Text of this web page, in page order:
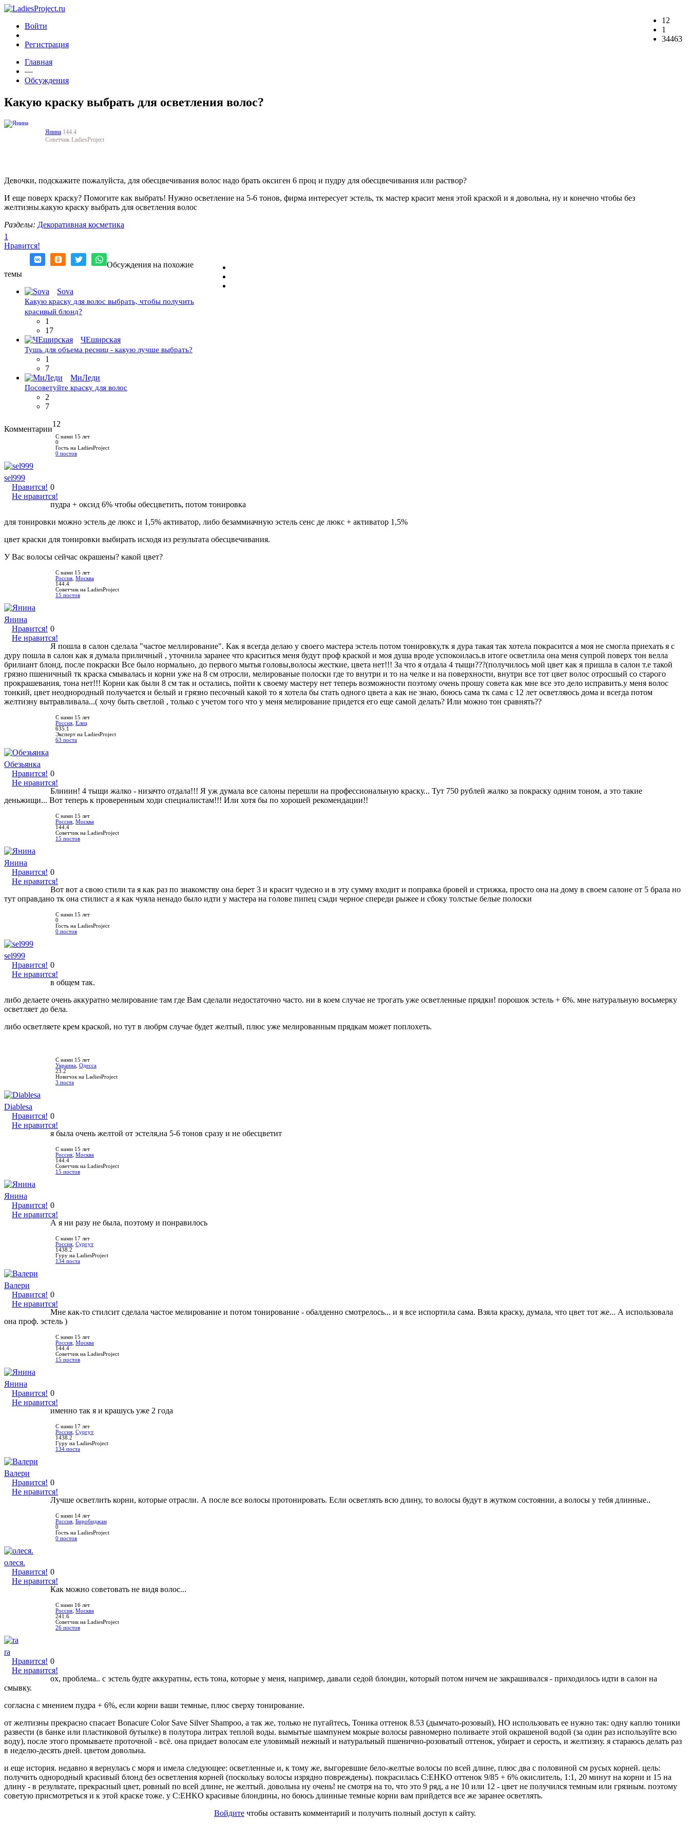
Войти
Регистрация
Главная
—
Обсуждения
Какую краску выбрать для осветления волос?
Янина 144.4
Советчик LadiesProject
12
1
34463
Девочки, подскажите пожалуйста, для обесцвечивания волос надо брать оксиген 6 проц и пудру для обесцвечивания или раствор?
И еще поверх краску? Помогите как выбрать! Нужно осветление на 5-6 тонов, фирма интересует эстель, тк мастер красит меня этой краской и я довольна, ну и конечно чтобы без
желтизны.какую краску выбрать для осветления волос
Разделы: Декоративная косметика
1
Нравится!
Обсуждения на похожие
темы
Sova
Какую краску для волос выбрать, чтобы получить
красивый блонд?
1
17
ЧЕширская
Тушь для объема ресниц - какую лучше выбрать?
1
7
МиЛеди
Посоветуйте краску для волос
2
7
Комментарии
12
С нами 15 лет
0
Гость на LadiesProject
0 постов
sel999
Нравится!
Не нравится!
0
пудра + оксид 6% чтобы обесцветить, потом тонировка
для тонировки можно эстель де люкс и 1,5% активатор, либо безаммиачную эстель сенс де люкс + активатор 1,5%
цвет краски для тонировки выбирать исходя из результата обесцвечивания.
У Вас волосы сейчас окрашены? какой цвет?
С нами 15 лет
Россия Москва
144.4
Советчик на LadiesProject
15 постов
Янина
Нравится!
Не нравится!
0
Я пошла в салон сделала "частое меллирование". Как я всегда делаю у своего мастера эстель потом тонировку,тк я дура такая так хотела покрасится а моя не смогла приехать я с
дуру пошла в салон как я думала приличный , уточнила заранее что краситься меня будут проф краской и моя душа вроде успокоилась.в итоге осветлила она меня супрой поверх тон велла
брилиант блонд, после покраски Все было нормально, до первого мытья головы,волосы жесткие, цвета нет!!! За что я отдала 4 тыщи???(получилось мой цвет как я пришла в салон т.е такой
грязно пшеничный тк краска смывалась и корни уже на 8 см отросли, мелированые полоски где то внутри и то на челке и на поверхности, внутри все тот цвет волос отросшый со старого
прокрашевания, тона нет!!! Корни как были 8 см так и остались, пойти к своему мастеру нет теперь возможности поэтому очень прошу совета как мне все это дело исправить.у меня волос
тонкий, цвет неоднородный получается и белый и грязно песочный какой то я хотела бы стать одного цвета а как не знаю, боюсь сама тк сама с 12 лет осветляюсь дома и всегда потом
желтизну вытравливала...( хочу быть светлой , только с учетом того что у меня мелирование придется его еще самой делать? Или можно тон сравнять??
С нами 15 лет
Россия Елец
635.1
Эксперт на LadiesProject
63 поста
Обезьянка
Нравится!
Не нравится!
0
Блииин! 4 тыщи жалко - низачто отдала!!! Я уж думала все салоны перешли на профессиональную краску... Тут 750 рублей жалко за покраску одним тоном, а это такие
деньжищи... Вот теперь к проверенным ходи специалистам!!! Или хотя бы по хорошей рекомендации!!
С нами 15 лет
Россия Москва
144.4
Советчик на LadiesProject
15 постов
Янина
Нравится!
Не нравится!
0
Вот вот а свою стили та я как раз по знакомству она берет 3 и красит чудесно и в эту сумму входит и поправка бровей и стрижка, просто она на дому в своем салоне от 5 брала но
тут оправдано тк она стилист а я как чуяла ненадо было идти у мастера на голове пипец сзади черное спереди рыжее и сбоку толстые белые полоски
С нами 15 лет
0
Гость на LadiesProject
0 постов
sel999
Нравится!
Не нравится!
0
в общем так.
либо делаете очень аккуратно мелирование там где Вам сделали недостаточно часто. ни в коем случае не трогать уже осветленные прядки! порошок эстель + 6%. мне натуральную восьмерку
осветляет до бела.
либо осветляете крем краской, но тут в любрм случае будет желтый, плюс уже мелированным прядкам может поплохеть.
С нами 15 лет
Украина Одесса
23.2
Новичок на LadiesProject
3 поста
Diablesa
Нравится!
Не нравится!
0
я была очень желтой от эстеля,на 5-6 тонов сразу и не обесцветит
С нами 15 лет
Россия Москва
144.4
Советчик на LadiesProject
15 постов
Янина
Нравится!
Не нравится!
0
А я ни разу не была, поэтому и понравилось
С нами 17 лет
Россия Сургут
1438.2
Гуру на LadiesProject
134 поста
Валери
Нравится!
Не нравится!
0
Мне как-то стилсит сделала частое мелирование и потом тонирование - обалденно смотрелось... и я все испортила сама. Взяла краску, думала, что цвет тот же... А использовала
она проф. эстель )
С нами 15 лет
Россия Москва
144.4
Советчик на LadiesProject
15 постов
Янина
Нравится!
Не нравится!
0
именно так я и крашусь уже 2 года
С нами 17 лет
Россия Сургут
1438.2
Гуру на LadiesProject
134 поста
Валери
Нравится!
Не нравится!
0
Лучше осветлить корни, которые отрасли. А после все волосы протонировать. Если осветлять всю длину, то волосы будут в жутком состоянии, а волосы у тебя длинные..
С нами 14 лет
Россия Биробиджан
0
Гость на LadiesProject
0 постов
олеся.
Нравится!
Не нравится!
0
Как можно советовать не видя волос...
С нами 16 лет
Россия Москва
241.6
Советчик на LadiesProject
26 постов
ra
Нравится!
Не нравится!
0
ох, проблема.. с эстель будте аккуратны, есть тона, которые у меня, например, давали седой блондин, который потом ничем не закрашивался - приходилось идти в салон на
смывку.
согласна с мнением пудра + 6%, если корни ваши темные, плюс сверху тонирование.
от желтизны прекрасно спасает Bonacure Color Save Silver Shampoo, а так же, только не пугайтесь, Тоника оттенок 8.53 (дымчато-розовый), НО использовать ее нужно так: одну каплю тоники
развести (в банке или пластиковой бутылке) в полутора литрах теплой воды. вымытые шампунем мокрые волосы равномерно поливаете этой окрашеной водой (за один раз используйте всю
воду), после этого промываете проточной - всё. она придает волосам еле уловимый нежный и натуральный пшенично-розоватый оттенок, убирает и серость, и желтизну. я стараюсь делать раз
в неделю-десять дней. цветом довольна.
и еще история. недавно я вернулась с моря и имела следующее: осветленные и, к тому же, выгоревшие бело-желтые волосы по всей длине, плюс два с половиной см русых корней. цель:
получить однородный красивый блонд без осветления корней (поскольку волосы изрядно повреждены). покрасилась C:EHKO оттенок 9/85 + 6% окислитель, 1:1, 20 минут на корни и 15 на
длину - в результате, прекрасный цвет, ровный по всей длине, не желтый. довольна ну очень! не смотря на то, что это 9 ряд, а не 10 или 12 - цвет не получился темным или грязным. поэтому
советую присмотреться и к этой краске тоже. у C:EHKO красивые блондины, но боюсь длинные темные корни вам прийдется все же заранее осветлять.
Войдите чтобы оставить комментарий и получить полный доступ к сайту.